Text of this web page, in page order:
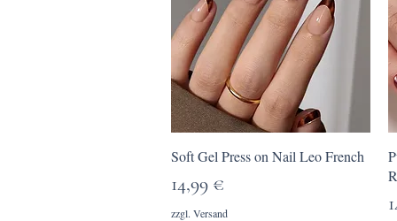
Schnellansicht
Soft Gel Press on Nail Leo French
Preis
14,99 €
zzgl. Versand